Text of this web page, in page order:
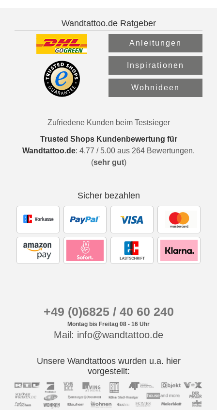
Wandtattoo.de Ratgeber
Anleitungen
Inspirationen
Wohnideen
Zufriedene Kunden beim Testsieger
Trusted Shops Kundenbewertung für
Wandtattoo.de: 4.77 / 5.00 aus 264 Bewertungen.
(sehr gut)
Sicher bezahlen
+49 (0)6825 / 40 60 240
Montag bis Freitag 08 - 16 Uhr
Mail: info@wandtattoo.de
Unsere Wandtattoos wurden u.a. hier
vorgestellt: